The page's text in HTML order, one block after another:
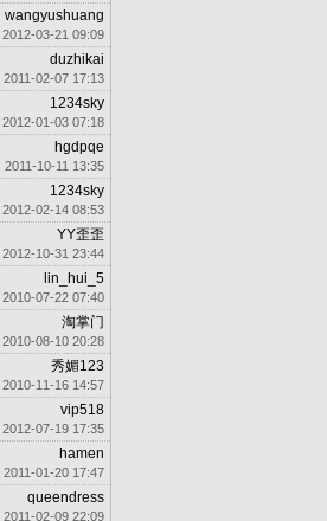
wangyushuang
2012-03-21 09:09
duzhikai
2011-02-07 17:13
1234sky
2012-01-03 07:18
hgdpqe
2011-10-11 13:35
1234sky
2012-02-14 08:53
YY歪歪
2012-10-31 23:44
lin_hui_5
2010-07-22 07:40
淘掌门
2010-08-10 20:28
秀媚123
2010-11-16 14:57
vip518
2012-07-19 17:35
hamen
2011-01-20 17:47
queendress
2011-02-09 22:09